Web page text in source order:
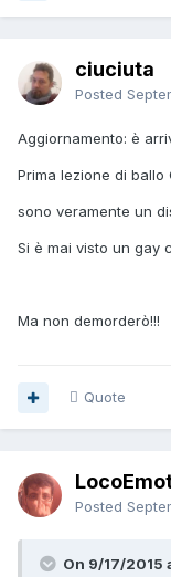
ciuciuta
Posted
Aggiornamento: è
Prima lezione di ballo
sono veramente un
Si è mai visto un gay
Ma non demorderò!!!
Quote
Posted
On 9/17/2015